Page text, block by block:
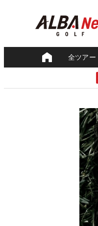
全ツアー